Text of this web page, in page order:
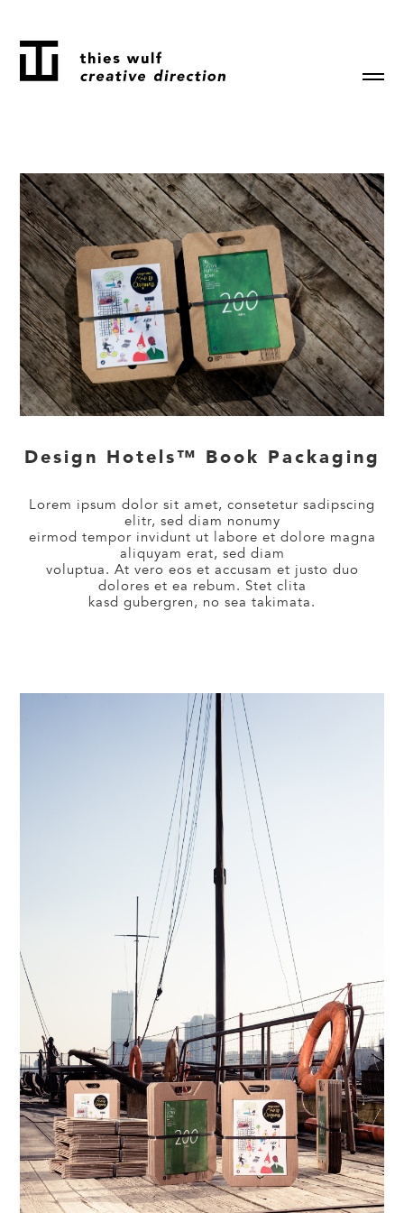
Design Hotels™ Book Packaging
Lorem ipsum dolor sit amet, consetetur sadipscing
elitr, sed diam nonumy
eirmod tempor invidunt ut labore et dolore magna
aliquyam erat, sed diam
voluptua. At vero eos et accusam et justo duo
dolores et ea rebum. Stet clita
kasd gubergren, no sea takimata.